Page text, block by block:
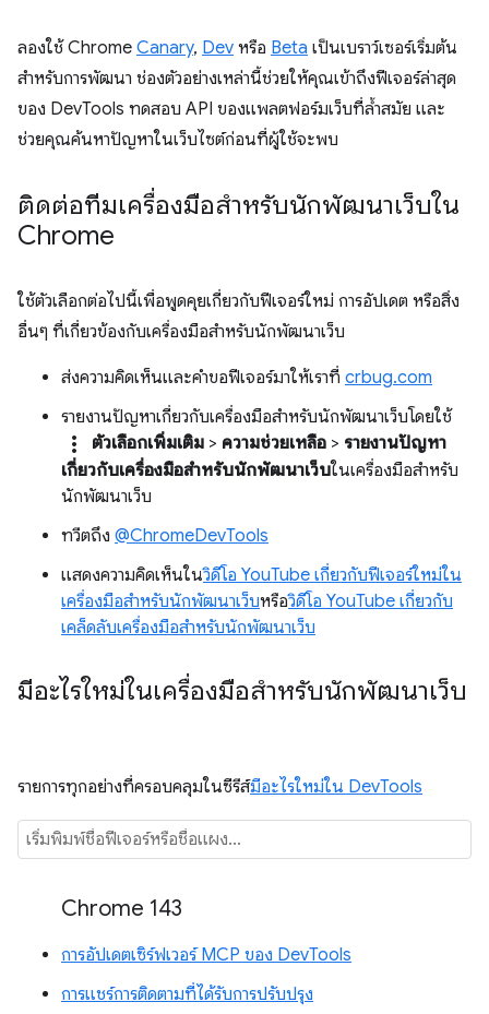
ลองใช้ Chrome Canary, Dev หรือ Beta เป็นเบราว์เซอร์เริ่มต้น
สำหรับการพัฒนา ช่องตัวอย่างเหล่านี้ช่วยให้คุณเข้าถึงฟีเจอร์ล่าสุด
ของ DevTools ทดสอบ API ของแพลตฟอร์มเว็บที่ล้ำสมัย และ
ช่วยคุณค้นหาปัญหาในเว็บไซต์ก่อนที่ผู้ใช้จะพบ
ติดต่อทีมเครื่องมือสำหรับนักพัฒนาเว็บใน
Chrome
ใช้ตัวเลือกต่อไปนี้เพื่อพูดคุยเกี่ยวกับฟีเจอร์ใหม่ การอัปเดต หรือสิ่ง
อื่นๆ ที่เกี่ยวข้องกับเครื่องมือสำหรับนักพัฒนาเว็บ
ส่งความคิดเห็นและคำขอฟีเจอร์มาให้เราที่ crbug.com
รายงานปัญหาเกี่ยวกับเครื่องมือสำหรับนักพัฒนาเว็บโดยใช้
more_vert ตัวเลือกเพิ่มเติม > ความช่วยเหลือ > รายงานปัญหา
เกี่ยวกับเครื่องมือสำหรับนักพัฒนาเว็บในเครื่องมือสำหรับ
นักพัฒนาเว็บ
ทวีตถึง @ChromeDevTools
แสดงความคิดเห็นในวิดีโอ YouTube เกี่ยวกับฟีเจอร์ใหม่ใน
เครื่องมือสำหรับนักพัฒนาเว็บหรือวิดีโอ YouTube เกี่ยวกับ
เคล็ดลับเครื่องมือสำหรับนักพัฒนาเว็บ
มีอะไรใหม่ในเครื่องมือสำหรับนักพัฒนาเว็บ
รายการทุกอย่างที่ครอบคลุมในซีรีส์มีอะไรใหม่ใน DevTools
Chrome 143
การอัปเดตเซิร์ฟเวอร์ MCP ของ DevTools
การแชร์การติดตามที่ได้รับการปรับปรุง